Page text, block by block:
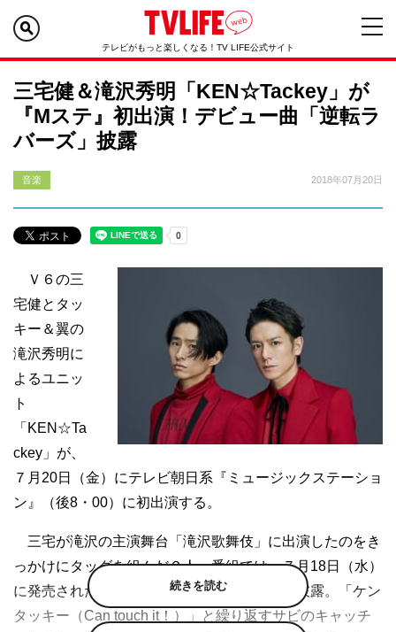
テレビがもっと楽しくなる！TV LIFE公式サイト
三宅健＆滝沢秀明「KEN☆Tackey」が
『Mステ』初出演！デビュー曲「逆転ラ
バーズ」披露
音楽 2018年07月20日
Ｖ６の三
宅健とタッ
キー＆翼の
滝沢秀明に
よるユニッ
ト
「KEN☆Ta
ckey」が、
７月20日（金）にテレビ朝日系『ミュージックステーショ
ン』（後8・00）に初出演する。
三宅が滝沢の主演舞台「滝沢歌舞伎」に出演したのをき
っかけにタッグを組んだ２人。番組では、７月18日（水）
に発売されたデビュー曲「逆転ラバーズ」を披露。「ケン
タッキー（Can touch it！）」と繰り返すサビのキャッチ
続きを読む